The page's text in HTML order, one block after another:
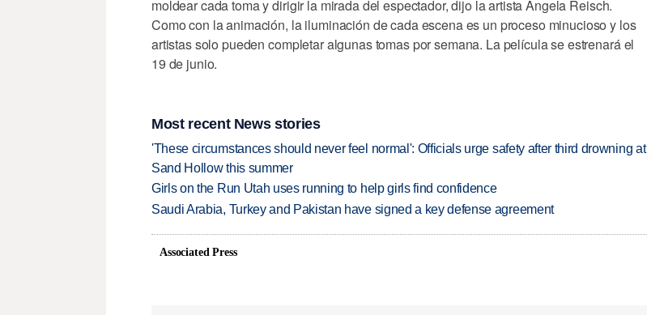
moldear cada toma y dirigir la mirada del espectador, dijo la artista Angela Reisch.
Como con la animación, la iluminación de cada escena es un proceso minucioso y los
artistas solo pueden completar algunas tomas por semana. La película se estrenará el
19 de junio.
Most recent News stories
'These circumstances should never feel normal': Officials urge safety after third drowning at
Sand Hollow this summer
Girls on the Run Utah uses running to help girls find confidence
Saudi Arabia, Turkey and Pakistan have signed a key defense agreement
Associated Press